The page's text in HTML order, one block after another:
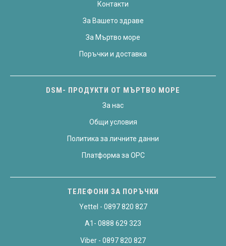
Контакти
За Вашето здраве
За Мъртво море
Поръчки и доставка
DSM- ПРОДУКТИ ОТ МЪРТВО МОРЕ
За нас
Общи условия
Политика за личните данни
Платформа за OPC
ТЕЛЕФОНИ ЗА ПОРЪЧКИ
Yettel - 0897 820 827
A1- 0888 629 323
Viber - 0897 820 827